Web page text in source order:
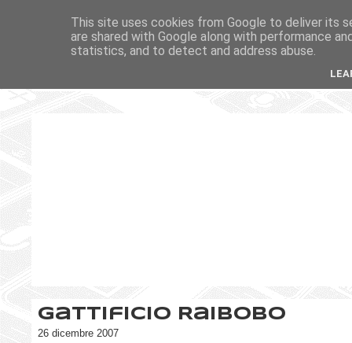
Gattificio RaiBobo
26 dicembre 2007
This site uses cookies from Google to deliver its
are shared with Google along with performance
statistics, and to detect and address abuse.